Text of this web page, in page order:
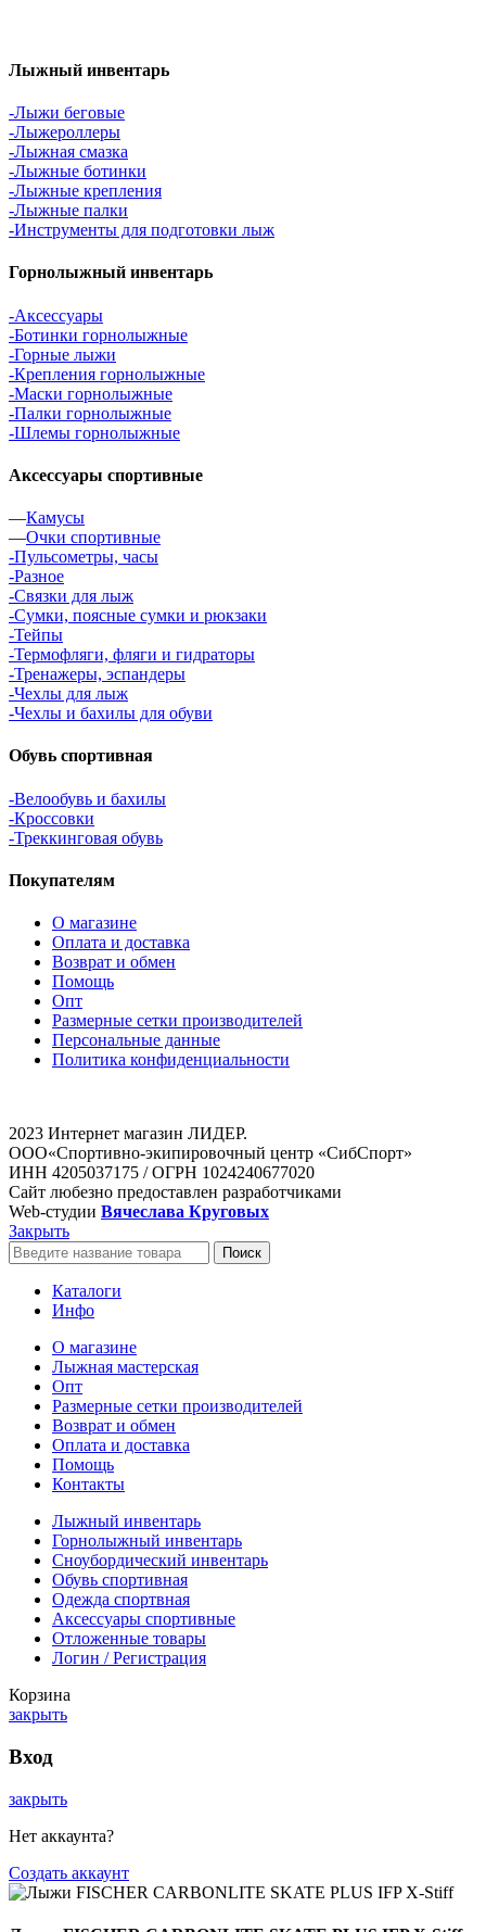
Лыжный инвентарь
-Лыжи беговые
-Лыжероллеры
-Лыжная смазка
-Лыжные ботинки
-Лыжные крепления
-Лыжные палки
-Инструменты для подготовки лыж
Горнолыжный инвентарь
-Аксессуары
-Ботинки горнолыжные
-Горные лыжи
-Крепления горнолыжные
-Маски горнолыжные
-Палки горнолыжные
-Шлемы горнолыжные
Аксессуары спортивные
—Камусы
—Очки спортивные
-Пульсометры, часы
-Разное
-Связки для лыж
-Сумки, поясные сумки и рюкзаки
-Тейпы
-Термофляги, фляги и гидраторы
-Тренажеры, эспандеры
-Чехлы для лыж
-Чехлы и бахилы для обуви
Обувь спортивная
-Велообувь и бахилы
-Кроссовки
-Треккинговая обувь
Покупателям
О магазине
Оплата и доставка
Возврат и обмен
Помощь
Опт
Размерные сетки производителей
Персональные данные
Политика конфиденциальности
2023 Интернет магазин ЛИДЕР.
ООО«Спортивно-экипировочный центр «СибСпорт»
ИНН 4205037175 / ОГРН 1024240677020
Сайт любезно предоставлен разработчиками
Web-студии Вячеслава Круговых
Закрыть
Поиск
Каталоги
Инфо
О магазине
Лыжная мастерская
Опт
Размерные сетки производителей
Возврат и обмен
Оплата и доставка
Помощь
Контакты
Лыжный инвентарь
Горнолыжный инвентарь
Сноубордический инвентарь
Обувь спортивная
Одежда спортвная
Аксессуары спортивные
Отложенные товары
Логин / Регистрация
Корзина
закрыть
Вход
закрыть
Нет аккаунта?
Создать аккаунт